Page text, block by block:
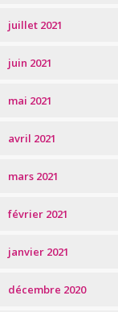
juillet 2021
juin 2021
mai 2021
avril 2021
mars 2021
février 2021
janvier 2021
décembre 2020